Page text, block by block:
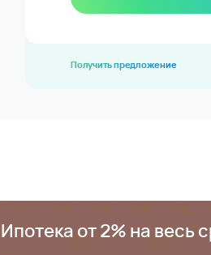
Получить предложение
Ипотека от 2% на весь